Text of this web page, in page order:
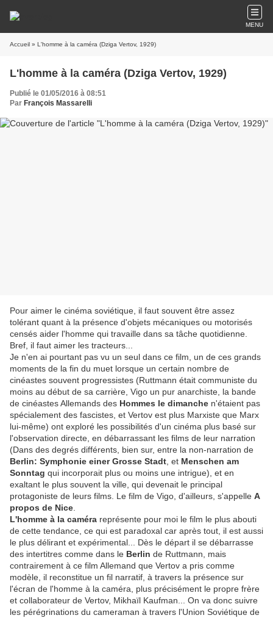
MENU
Accueil » L'homme à la caméra (Dziga Vertov, 1929)
L'homme à la caméra (Dziga Vertov, 1929)
Publié le 01/05/2016 à 08:51
Par François Massarelli
Pour aimer le cinéma soviétique, il faut souvent être assez
tolérant quant à la présence d'objets mécaniques ou motorisés
censés aider l'homme qui travaille dans sa tâche quotidienne.
Bref, il faut aimer les tracteurs...
Je n'en ai pourtant pas vu un seul dans ce film, un de ces grands
moments de la fin du muet lorsque un certain nombre de
cinéastes souvent progressistes (Ruttmann était communiste du
moins au début de sa carrière, Vigo un pur anarchiste, la bande
de cinéastes Allemands des Hommes le dimanche n'étaient pas
spécialement des fascistes, et Vertov est plus Marxiste que Marx
lui-même) ont exploré les possibilités d'un cinéma plus basé sur
l'observation directe, en débarrassant les films de leur narration
(Dans des degrés différents, bien sur, entre la non-narration de
Berlin: Symphonie einer Grosse Stadt , et Menschen am
Sonntag qui incorporait plus ou moins une intrigue), et en
exaltant le plus souvent la ville, qui devenait le principal
protagoniste de leurs films. Le film de Vigo, d'ailleurs, s'appelle A
propos de Nice
L'homme à la caméra représente pour moi le film le plus abouti
de cette tendance, ce qui est paradoxal car après tout, il est aussi
le plus délirant et expérimental... Dès le départ il se débarrasse
des intertitres comme dans le Berlin de Ruttmann, mais
contrairement à ce film Allemand que Vertov a pris comme
modèle, il reconstitue un fil narratif, à travers la présence sur
l'écran de l'homme à la caméra, plus précisément le propre frère
et collaborateur de Vertov, Mikhaïl Kaufman... On va donc suivre
les pérégrinations du cameraman à travers l'Union Soviétique de